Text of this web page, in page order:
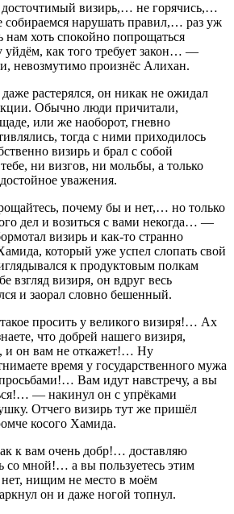
визирь,… не горячись,…
нарушать правил,… раз уж
нам хоть спокойно попрощаться
как того требует закон… —
невозмутимо произнёс Алихан.
растерялся, он никак не ожидал
Обычно люди причитали,
или же наоборот, гневно
тогда с ними приходилось
визирь и брал с собой
ни визгов, ни мольбы, а только
уважения.
почему бы и нет,… но только
дел и возиться с вами некогда… —
визирь и как-то странно
который уже успел слопать свой
к продуктовым полкам
взгляд визиря, он вдруг весь
и заорал словно бешенный.
просить у великого визиря!… Ах
что добрей нашего визиря,
и он вам не откажет!… Ну
время у государственного мужа
Вам идут навстречу, а вы
— накинул он с упрёками
Отчего визирь тут же пришёл
косого Хамида.
к вам очень добр!… доставляю
со мной!… а вы пользуетесь этим
нищим не место в моём
он и даже ногой топнул.